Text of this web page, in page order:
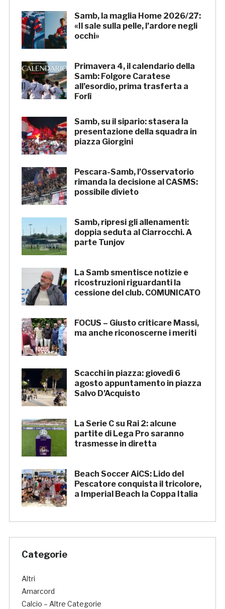
Samb, la maglia Home 2026/27:
«Il sale sulla pelle, l’ardore negli
occhi»
Primavera 4, il calendario della
Samb: Folgore Caratese
all’esordio, prima trasferta a
Forlì
Samb, su il sipario: stasera la
presentazione della squadra in
piazza Giorgini
Pescara-Samb, l’Osservatorio
rimanda la decisione al CASMS:
possibile divieto
Samb, ripresi gli allenamenti:
doppia seduta al Ciarrocchi. A
parte Tunjov
La Samb smentisce notizie e
ricostruzioni riguardanti la
cessione del club. COMUNICATO
FOCUS – Giusto criticare Massi,
ma anche riconoscerne i meriti
Scacchi in piazza: giovedì 6
agosto appuntamento in piazza
Salvo D’Acquisto
La Serie C su Rai 2: alcune
partite di Lega Pro saranno
trasmesse in diretta
Beach Soccer AiCS: Lido del
Pescatore conquista il tricolore,
a Imperial Beach la Coppa Italia
Categorie
Altri
Amarcord
Calcio – Altre Categorie